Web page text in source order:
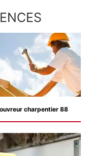
charpentier 88